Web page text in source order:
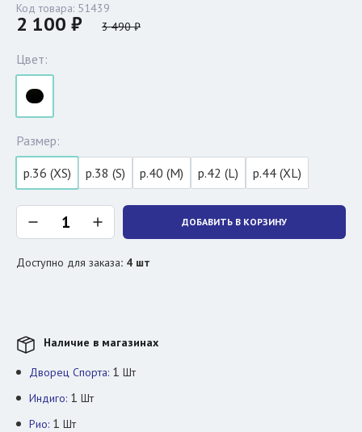
Код товара: 51439
2 100 ₽ 3 490 ₽
Цвет:
Размер:
р.36 (XS)
р.38 (S) р.40 (M) р.42 (L) р.44 (XL)
ДОБАВИТЬ В КОРЗИНУ
Доступно для заказа: 4 шт
Наличие в магазинах
Дворец Спорта: 1 Шт
Индиго: 1 Шт
Рио: 1 Шт